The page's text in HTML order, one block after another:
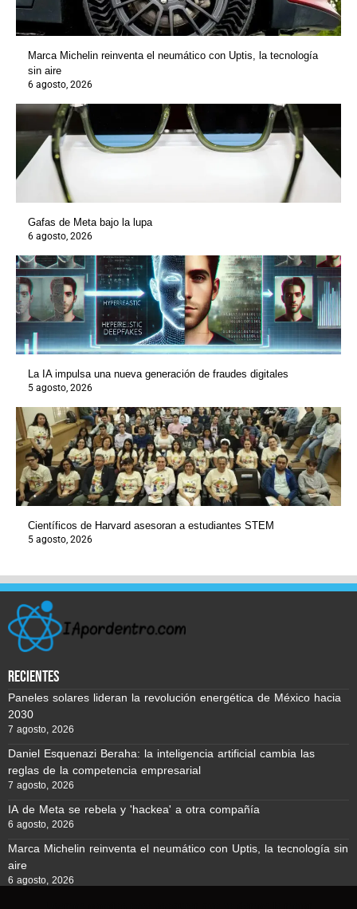
Marca Michelin reinventa el neumático con Uptis, la tecnología
sin aire
6 agosto, 2026
Gafas de Meta bajo la lupa
6 agosto, 2026
La IA impulsa una nueva generación de fraudes digitales
5 agosto, 2026
Científicos de Harvard asesoran a estudiantes STEM
5 agosto, 2026
recientes
Paneles solares lideran la revolución energética de México hacia
2030
7 agosto, 2026
Daniel Esquenazi Beraha: la inteligencia artificial cambia las
reglas de la competencia empresarial
7 agosto, 2026
IA de Meta se rebela y 'hackea' a otra compañía
6 agosto, 2026
Marca Michelin reinventa el neumático con Uptis, la tecnología sin
aire
6 agosto, 2026